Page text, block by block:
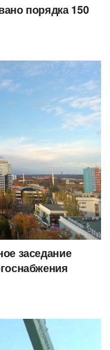
порядка 150
заседание